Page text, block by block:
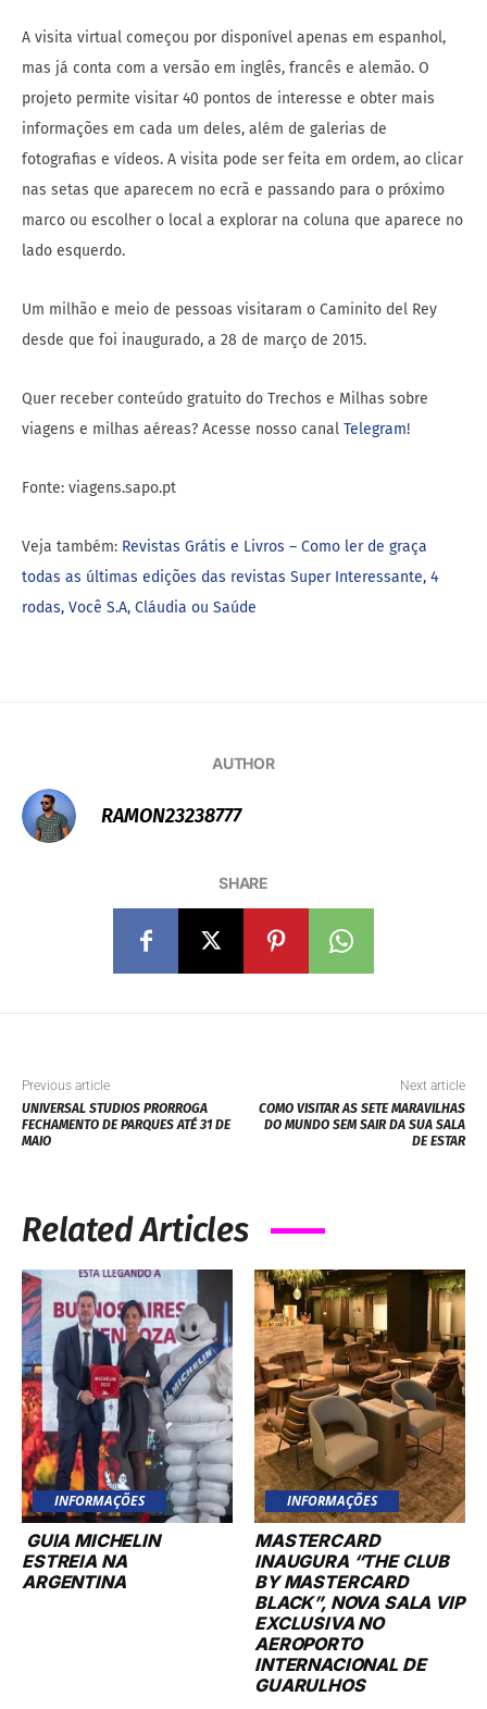
A visita virtual começou por disponível apenas em espanhol,
mas já conta com a versão em inglês, francês e alemão. O
projeto permite visitar 40 pontos de interesse e obter mais
informações em cada um deles, além de galerias de
fotografias e vídeos. A visita pode ser feita em ordem, ao clicar
nas setas que aparecem no ecrã e passando para o próximo
marco ou escolher o local a explorar na coluna que aparece no
lado esquerdo.
Um milhão e meio de pessoas visitaram o Caminito del Rey
desde que foi inaugurado, a 28 de março de 2015.
Quer receber conteúdo gratuito do Trechos e Milhas sobre
viagens e milhas aéreas? Acesse nosso canal Telegram!
Fonte: viagens.sapo.pt
Veja também: Revistas Grátis e Livros – Como ler de graça
todas as últimas edições das revistas Super Interessante, 4
rodas, Você S.A, Cláudia ou Saúde
AUTHOR
RAMON23238777
SHARE
Previous article
UNIVERSAL STUDIOS PRORROGA
FECHAMENTO DE PARQUES ATÉ 31 DE
MAIO
Next article
COMO VISITAR AS SETE MARAVILHAS
DO MUNDO SEM SAIR DA SUA SALA
DE ESTAR
Related Articles
INFORMAÇÕES
GUIA MICHELIN
ESTREIA NA
ARGENTINA
INFORMAÇÕES
MASTERCARD
INAUGURA “THE CLUB
BY MASTERCARD
BLACK”, NOVA SALA VIP
EXCLUSIVA NO
AEROPORTO
INTERNACIONAL DE
GUARULHOS